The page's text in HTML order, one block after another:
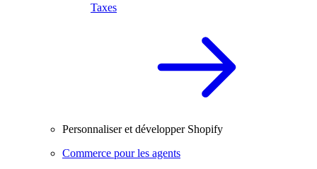
Taxes
Personnaliser et développer Shopify
Commerce pour les agents